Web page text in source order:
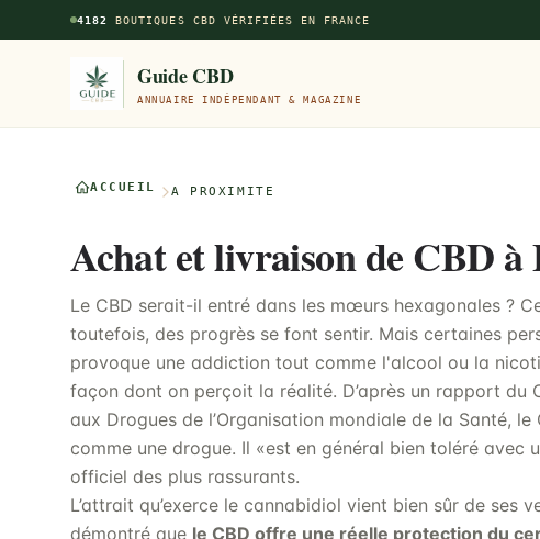
Aller au contenu principal
4182 BOUTIQUES CBD VÉRIFIÉES EN FRANCE
Guide CBD
ANNUAIRE INDÉPENDANT & MAGAZINE
ACCUEIL À PROXIMITÉ
Achat et livraison de CBD à
Le CBD serait-il entré dans les mœurs hexagonales ?
toutefois, des progrès se font sentir. Mais certaines
provoque une addiction tout comme l'alcool ou la
façon dont on perçoit la réalité. D’après un rapport du
aux Drogues de l’Organisation mondiale de la Santé,
comme une drogue. Il «est en général bien toléré avec
officiel des plus rassurants.
L’attrait qu’exerce le cannabidiol vient bien sûr de ses
démontré que le CBD offre une réelle protection du